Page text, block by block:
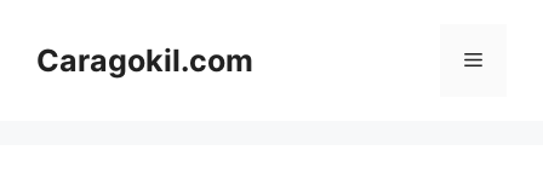
contentCaragokil.com Menu